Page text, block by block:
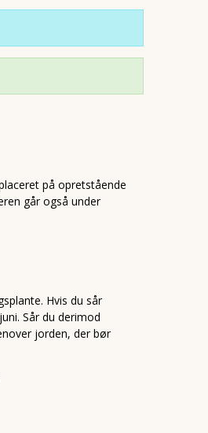
på opretstående
går også under
Hvis du sår
Sår du derimod
jorden, der bør